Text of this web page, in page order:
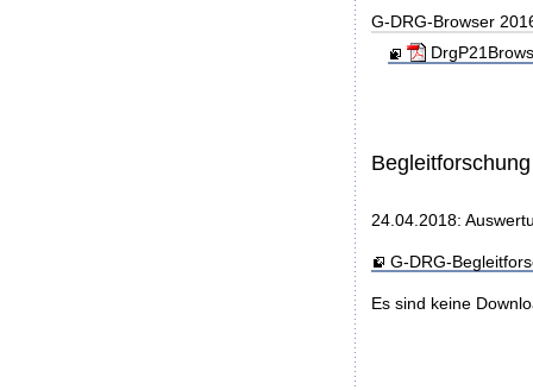
G-DRG-Browser
Begleitforschung
24.04.2018:
G-DRG-
Es sind keine